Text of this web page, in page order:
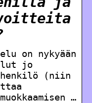
on nykyään
jo
henkilö (niin
…